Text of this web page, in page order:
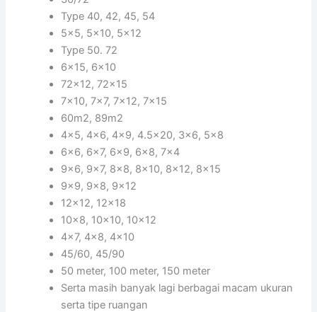
Type 40, 42, 45, 54
5×5, 5×10, 5×12
Type 50. 72
6×15, 6×10
72×12, 72×15
7×10, 7×7, 7×12, 7×15
60m2, 89m2
4×5, 4×6, 4×9, 4.5×20, 3×6, 5×8
6×6, 6×7, 6×9, 6×8, 7×4
9×6, 9×7, 8×8, 8×10, 8×12, 8×15
9×9, 9×8, 9×12
12×12, 12×18
10×8, 10×10, 10×12
4×7, 4×8, 4×10
45/60, 45/90
50 meter, 100 meter, 150 meter
Serta masih banyak lagi berbagai macam ukuran
serta tipe ruangan